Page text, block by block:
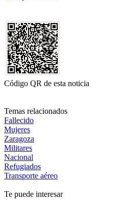
Código QR de esta noticia
Temas relacionados
Fallecido
Mujeres
Zaragoza
Militares
Nacional
Refugiados
Transporte aéreo
Te puede interesar